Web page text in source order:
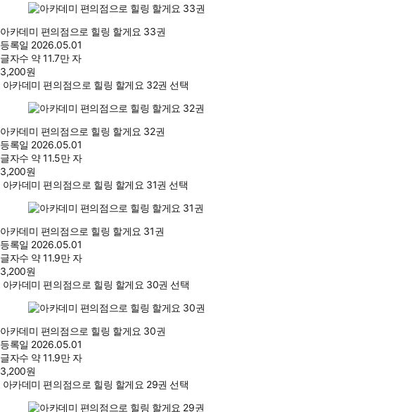
아카데미 편의점으로 힐링 할게요 33권
등록일 2026.05.01
글자수 약 11.7만 자
3,200원
아카데미 편의점으로 힐링 할게요 32권 선택
아카데미 편의점으로 힐링 할게요 32권
등록일 2026.05.01
글자수 약 11.5만 자
3,200원
아카데미 편의점으로 힐링 할게요 31권 선택
아카데미 편의점으로 힐링 할게요 31권
등록일 2026.05.01
글자수 약 11.9만 자
3,200원
아카데미 편의점으로 힐링 할게요 30권 선택
아카데미 편의점으로 힐링 할게요 30권
등록일 2026.05.01
글자수 약 11.9만 자
3,200원
아카데미 편의점으로 힐링 할게요 29권 선택